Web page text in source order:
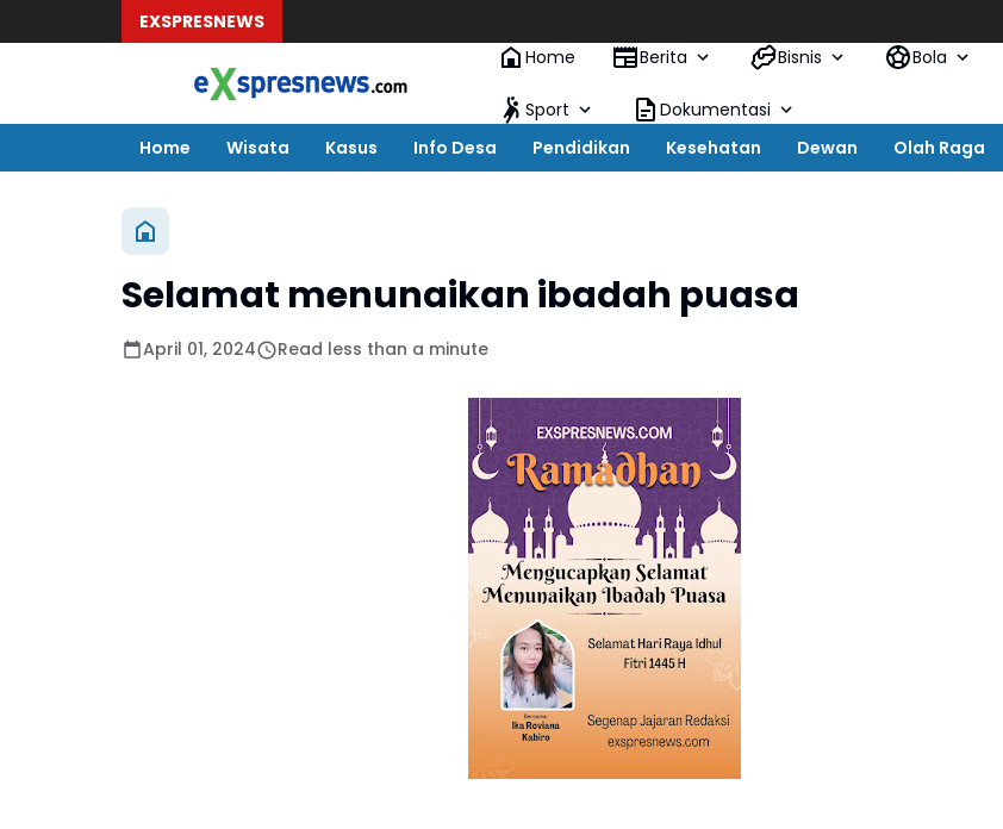
EXSPRESNEWS
Home
Berita Bisnis Bola
Sport
Dokumentasi
Home
Wisata Kasus Info Desa Pendidikan Kesehatan Dewan Olah Raga
Selamat menunaikan ibadah puasa
April 01, 2024 Read less than a minute